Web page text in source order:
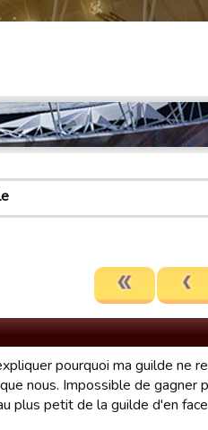
pourquoi ma guilde ne
nous. Impossible de gagner
plus petit de la guilde d'en